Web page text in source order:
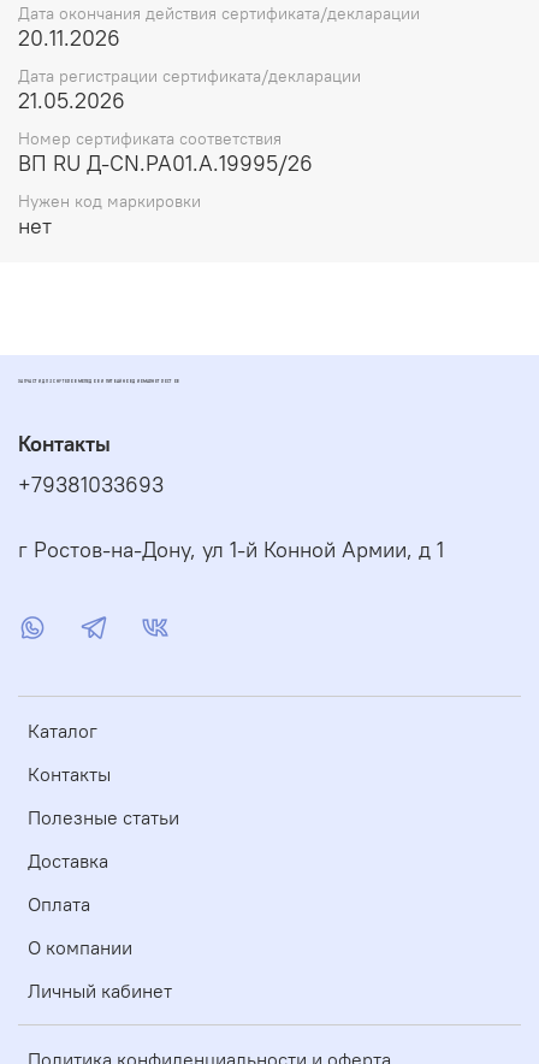
Дата окончания действия сертификата/декларации
20.11.2026
Дата регистрации сертификата/декларации
21.05.2026
Номер сертификата соответствия
ВП RU Д-CN.РА01.А.19995/26
Нужен код маркировки
нет
ЗАПЧАСТИ ДЛЯ СКУТЕРОВ МОПЕДОВ И ПИТБАЙКОВ ДИОМАРКЕТ РОСТОВ
Каталог
Контакты
Полезные статьи
Доставка
Оплата
О компании
Личный кабинет
Контакты
+79381033693
г Ростов-на-Дону, ул 1-й Конной Армии, д 1